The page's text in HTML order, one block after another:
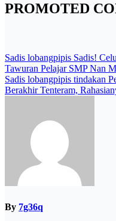
PROMOTED
Post
navigation
Sadis lobangpipis Sadis!
Tawuran Pelajar SMP Nan
Sadis lobangpipis tindakan
Berakhir Tenteram,
By 7g36q